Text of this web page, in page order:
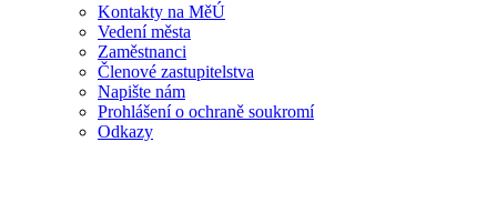
Kontakty na MěÚ
Vedení města
Zaměstnanci
Členové zastupitelstva
Napište nám
Prohlášení o ochraně soukromí
Odkazy